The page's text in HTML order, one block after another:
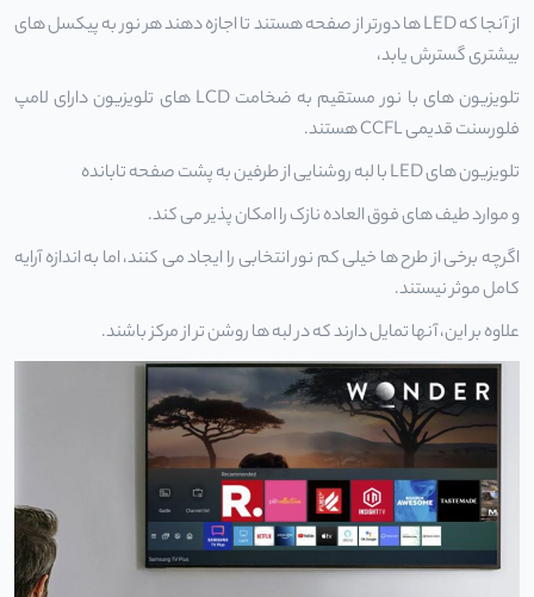
از آنجا که LED ها دورتر از صفحه هستند تا اجازه دهند هر نور به پیکسل های
بیشتری گسترش یابد،
تلویزیون های با نور مستقیم به ضخامت LCD های تلویزیون دارای لامپ
فلورسنت قدیمی CCFL هستند.
تلویزیون های LED با لبه روشنایی از طرفین به پشت صفحه تابانده
و موارد طیف های فوق العاده نازک را امکان پذیر می کند.
اگرچه برخی از طرح ها خیلی کم نور انتخابی را ایجاد می کنند، اما به اندازه آرایه
کامل موثر نیستند.
علاوه بر این، آنها تمایل دارند که در لبه ها روشن تر از مرکز باشند.